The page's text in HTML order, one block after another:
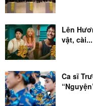
Lên
vật, cài...
Ca sĩ